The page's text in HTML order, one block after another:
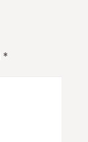
*